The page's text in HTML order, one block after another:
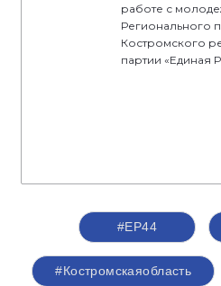
работе с
Регионального
Костромского
партии «Единая
#ЕР44
#Костромскаяобласть